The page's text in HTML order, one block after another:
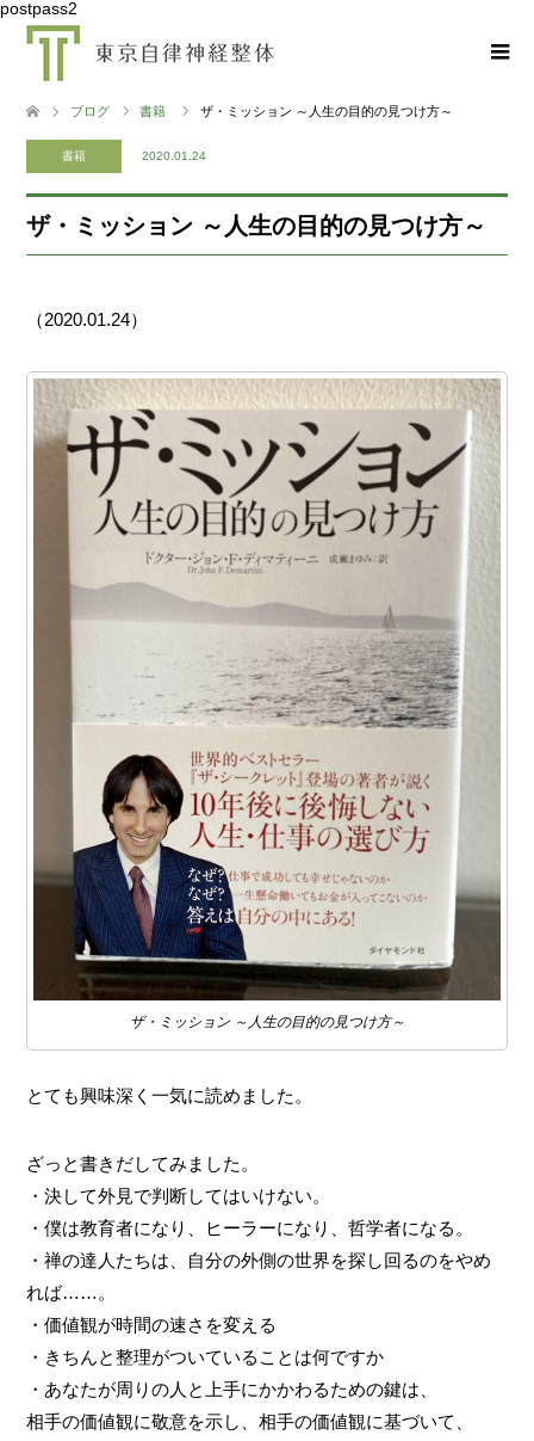
postpass2
ブログ 書籍 ザ・ミッション ～人生の目的の見つけ方～
書籍 2020.01.24
ザ・ミッション ～人生の目的の見つけ方～
（2020.01.24）
ザ・ミッション ～人生の目的の見つけ方～
とても興味深く一気に読めました。
ざっと書きだしてみました。
・決して外見で判断してはいけない。
・僕は教育者になり、ヒーラーになり、哲学者になる。
・禅の達人たちは、自分の外側の世界を探し回るのをやめ
れば……。
・価値観が時間の速さを変える
・きちんと整理がついていることは何ですか
・あなたが周りの人と上手にかかわるための鍵は、
相手の価値観に敬意を示し、相手の価値観に基づいて、